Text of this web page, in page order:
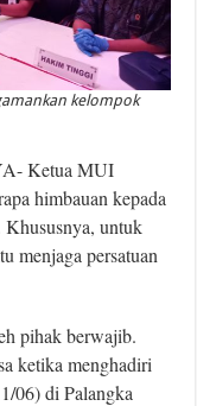
kelompok
Ketua MUI
himbauan kepada
Khususnya, untuk
menjaga persatuan
pihak berwajib.
ketika menghadiri
06) di Palangka